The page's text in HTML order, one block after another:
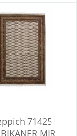
71425
MIR